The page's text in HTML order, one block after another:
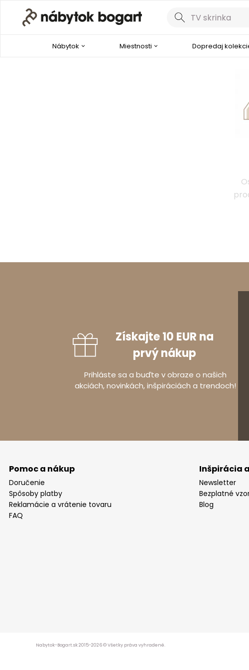
Nábytok Miestnosti Dopredaj
Získajte 10 EUR na
prvý nákup
Prihláste sa a buďte v obraze o našich
akciách, novinkách, inšpiráciách a trendoch!
Pomoc a nákup
Doručenie
Spôsoby platby
Reklamácie a vrátenie tovaru
FAQ
Inšpirácia
Newsletter
Bezplatné
Blog
Nabytok-Bogart.sk 2015-2026 © Všetky práva vyhradené.